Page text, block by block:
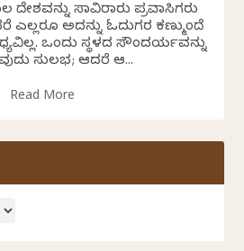
ಸಾವಿರಾರು ಪ್ರವಾಸಿಗರು
ಅದನ್ನು ಓದುಗರ ಕಣ್ಮುಂದೆ
ಒಂದು ಸ್ಥಳದ ಸೌಂದರ್ಯವನ್ನು
ಸುಲಭ; ಆದರೆ ಆ...
Read More